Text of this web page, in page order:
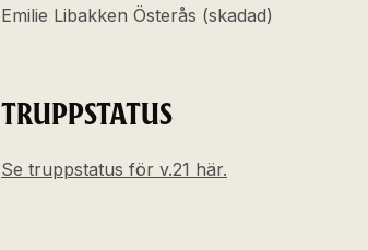
Emilie Libakken Österås (skadad)
TRUPPSTATUS
Se truppstatus för v.21 här.